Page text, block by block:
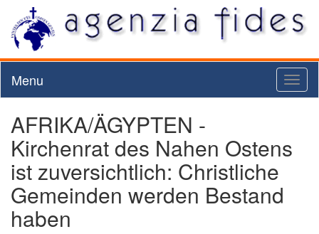
Menu
AFRIKA/ÄGYPTEN -
Kirchenrat des Nahen Ostens
ist zuversichtlich: Christliche
Gemeinden werden Bestand
haben